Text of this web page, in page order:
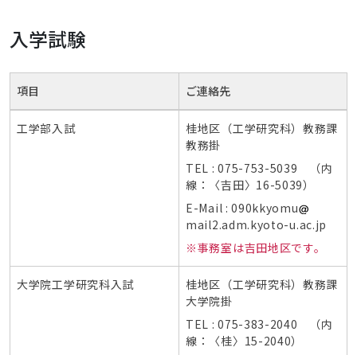
入学試験
項目 ご連絡先
工学部入試
桂地区（工学研究科）教務課
教務掛
TEL : 075-753-5039 （内
線：〈吉田〉16-5039）
E-Mail : 090kkyomu
mail2.adm.kyoto-u.ac.jp
※事務室は吉田地区です。
大学院工学研究科入試
桂地区（工学研究科）教務課
大学院掛
TEL : 075-383-2040 （内
線：〈桂〉15-2040）